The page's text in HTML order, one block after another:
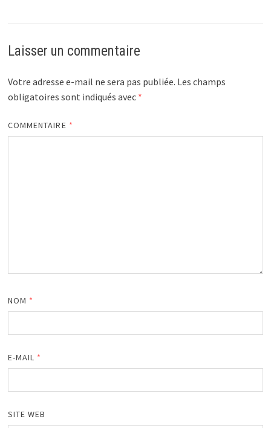
Laisser un commentaire
Votre adresse e-mail ne sera pas publiée. Les champs
obligatoires sont indiqués avec *
COMMENTAIRE *
NOM *
E-MAIL *
SITE WEB